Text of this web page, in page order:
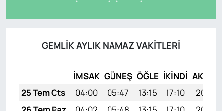
GEMLİK AYLIK NAMAZ VAKITLERI
İMSAK GÜNEŞ ÖĞLE İKINDI AKŞAM
25 Tem Cts
04:00 05:47 13:15 17:10
20:33